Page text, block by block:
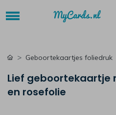
Geboortekaartjes foliedruk
Lief geboortekaartje
en rosefolie